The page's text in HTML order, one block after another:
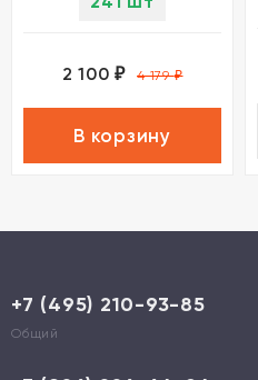
2 100 ₽ 4 179₽
В корзину
+7 (495) 210-93-85
Общий